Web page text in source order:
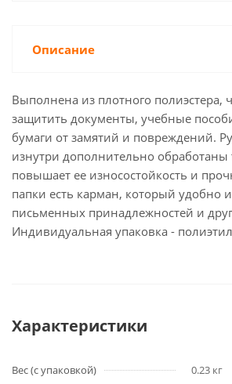
Описание
Выполнена из плотного полиэстера,
защитить документы, учебные
бумаги от замятий и повреждений.
изнутри дополнительно обработаны
повышает ее износостойкость и
папки есть карман, который удобно
письменных принадлежностей и
Индивидуальная упаковка -
Характеристики
Вес (с упаковкой)
0.23 кг